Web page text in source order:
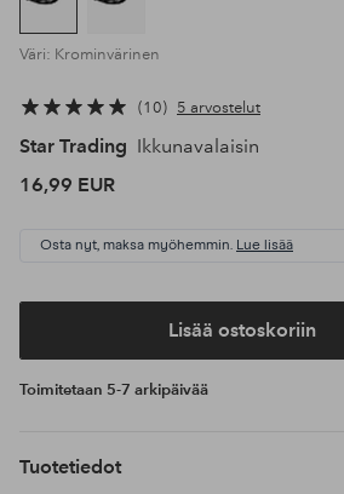
Väri: Krominvärinen
10 5 arvostelut
Star Trading Ikkunavalaisin
16,99 EUR
Osta nyt, maksa myöhemmin. Lue lisää
Lisää ostoskoriin
Toimitetaan 5-7 arkipäivää
Tuotetiedot